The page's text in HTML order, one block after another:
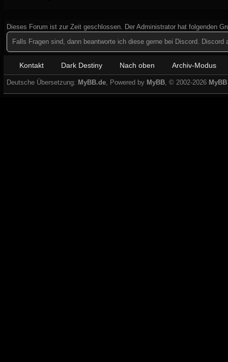
Dieses Forum ist zur Zeit geschlossen. Der Administrator hat folgenden
Falls Fragen sind, dann beantworte ich diese gerne bei Discord. Discord
Kontakt Dark Destiny Nach oben Archiv-Modus
Deutsche Übersetzung: MyBB.de , Powered by MyBB , © 2002-2026